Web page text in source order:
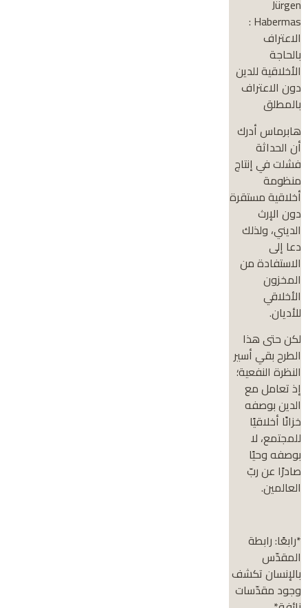
Jürgen
Habermas :
الاعتراف
بالحاجة
الأخلاقية للدين
دون الاعتراف
بالمطلق
هابرماس أدرك
أن الحداثة
فشلت في إنتاج
منظومة
أخلاقية مستقرة
دون الإرث
الديني، ولذلك
دعا إلى
الاستفادة من
المخزون
الأخلاقي
للأديان.
لكن حتى هذا
الطرح بقي أسير
النظرة النفعية؛
إذ تعامل مع
الدين بوصفه
خزانًا أخلاقيًا
للمجتمع، لا
بوصفه وحيًا
صادرًا عن ربّ
العالمين.
*رابعًا: رابطة
المقدّس
بالإنسان تكشف
وجود مقدّسات